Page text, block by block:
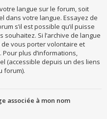
langue sur le forum, soit
dans votre langue. Essayez de
s’il est possible qu’il puisse
souhaitez. Si l’archive de langue
de vous porter volontaire et
plus d’informations,
(accessible depuis un des liens
forum).
associée à mon nom